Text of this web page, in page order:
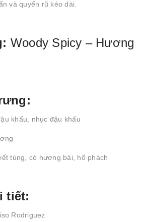
và quyến rũ kéo dài.
Woody Spicy – Hương
khấu, nhục đậu khấu
tùng, cỏ hương bài, hổ phách
tiết:
Rodriguez